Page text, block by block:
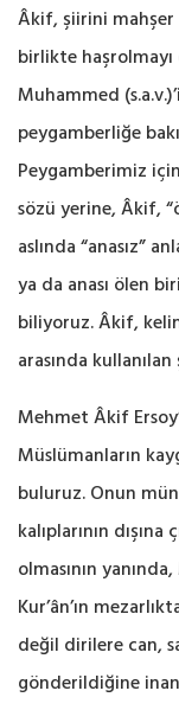
Âkif, şiirini mahşer
birlikte
Muhammed
peygamberliğe
Peygamberimiz
sözü yerine, Âkif,
aslında “anasız”
ya da anası ölen
biliyoruz. Âkif,
arasında
Mehmet Âkif
Müslümanların
buluruz. Onun
kalıplarının dışına
olmasının
Kur’ân’ın
değil dirilere can,
gönderildiğine